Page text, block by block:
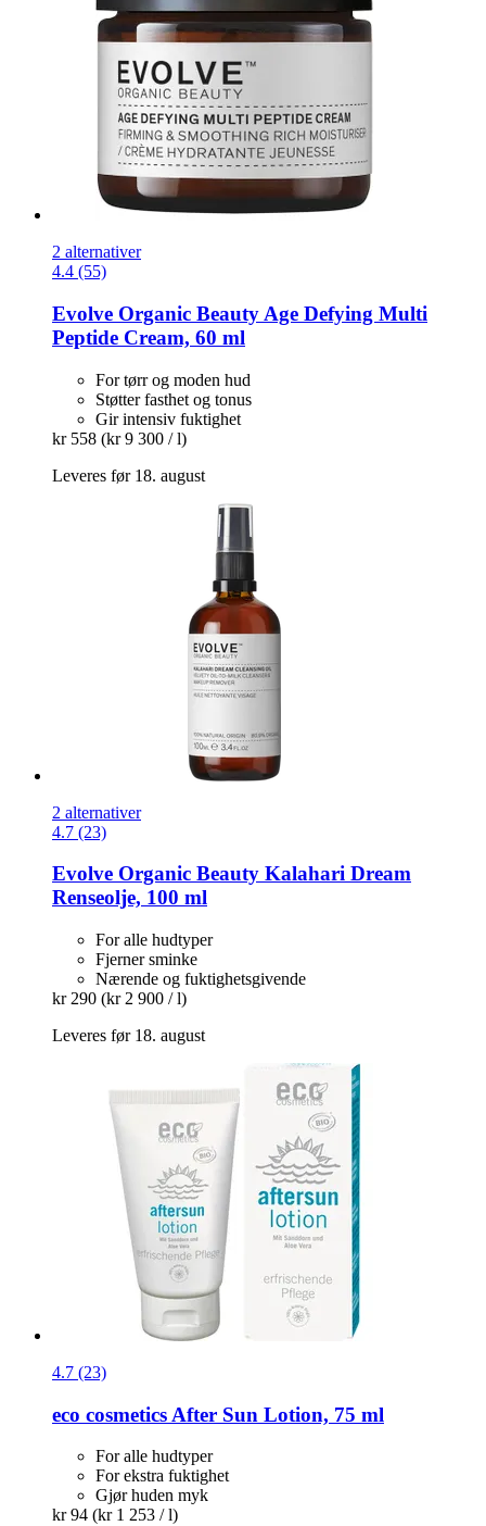
2 alternativer
4.4 (55)
Evolve Organic Beauty Age Defying Multi
Peptide Cream, 60 ml
For tørr og moden hud
Støtter fasthet og tonus
Gir intensiv fuktighet
kr 558 (kr 9 300 / l)
Leveres før 18. august
2 alternativer
4.7 (23)
Evolve Organic Beauty Kalahari Dream
Renseolje, 100 ml
For alle hudtyper
Fjerner sminke
Nærende og fuktighetsgivende
kr 290 (kr 2 900 / l)
Leveres før 18. august
4.7 (23)
eco cosmetics After Sun Lotion, 75 ml
For alle hudtyper
For ekstra fuktighet
Gjør huden myk
kr 94 (kr 1 253 / l)